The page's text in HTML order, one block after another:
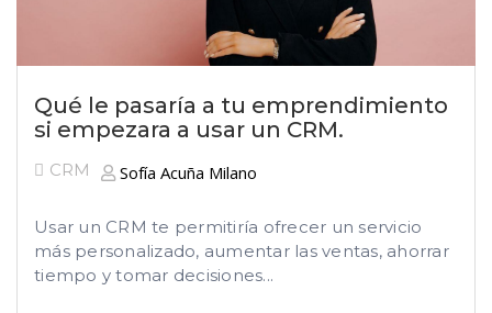
Qué le pasaría a tu emprendimiento
si empezara a usar un CRM.
CRM Sofía Acuña Milano
Usar un CRM te permitiría ofrecer un servicio
más personalizado, aumentar las ventas, ahorrar
tiempo y tomar decisiones...